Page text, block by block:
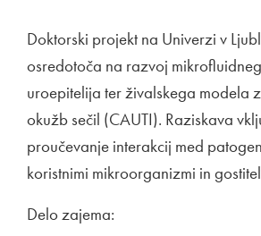
Doktorski projekt na Univerzi v
osredotoča na razvoj
uroepitelija ter živalskega modela
okužb sečil (CAUTI). Raziskava
proučevanje interakcij med
koristnimi mikroorganizmi in
Delo zajema: